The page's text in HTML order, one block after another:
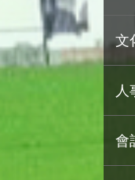
文
人
會